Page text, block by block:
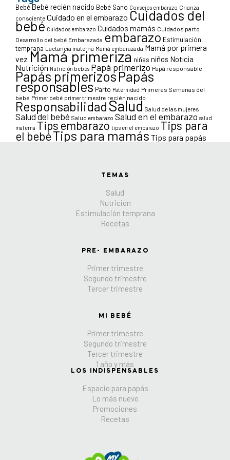
BebéBebé recién nacido Bebé Sano Consejos embarazo Crianza
consciente Cuidado en el embarazo Cuidados del
bebé Cuidados embarazo Cuidados mamás Cuidados parto
Desarrollo del bebé Embarazada embarazo Estimulación
temprana Lactancia materna Mamá embarazada Mamá por primera
vez Mamá primeriza niñas niños Noticia
Nutrición Nutrición bebés Papá primerizo Papá responsable
Papás primerizosPapás
responsables Parto Paternidad Primeras Semanas del
bebé Primer bebé primer trimestre recién nacido
Responsabilidad Salud Salud de las mujeres
Salud del bebé Salud embarazo Salud en el embarazo salud
materna Tips embarazo tips en el embarazo Tips para
el bebéTips para mamásTips para papás
TEMAS
Salud
Nutrición
Estimulación temprana
Recetas
PRE- EMBARAZO
Primer trimestre
Segundo trimestre
Tercer trimestre
MI BEBÉ
Primer trimestre
Segundo trimestre
Tercer trimestre
1 año y más
LOS INDISPENSABLES
Espacio para papás
Lo más nuevo
Promociones
Recetas